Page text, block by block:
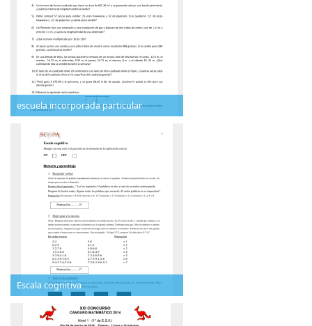
escuela incorporada particular
Escala cognitiva